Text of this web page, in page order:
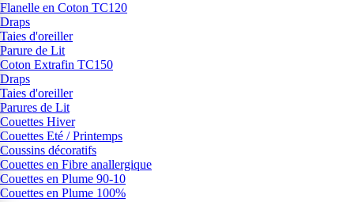
Flanelle en Coton TC120
Draps
Taies d'oreiller
Parure de Lit
Coton Extrafin TC150
Draps
Taies d'oreiller
Parures de Lit
Couettes Hiver
Couettes Eté / Printemps
Coussins décoratifs
Couettes en Fibre anallergique
Couettes en Plume 90-10
Couettes en Plume 100%